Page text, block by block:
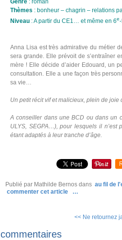
Genre : roman
Thèmes : bonheur – chagrin – relations
Niveau : A partir du CE1… et même en 6e
Anna Lisa est très admirative du métier
sera grande. Elle prévoit de s’entraîner
mère ! Elle décide d’aider Edouard, un
consultation. Elle a une façon très
sa vie…
Un petit récit vif et malicieux, plein de
A conseiller dans une BCD ou dans un
ULYS, SEGPA…), pour lesquels il
étant adaptés à leur tranche d’âge.
Publié par Mathilde Bernos dans au fil de
commenter cet article
…
<< Ne retournez
commentaires